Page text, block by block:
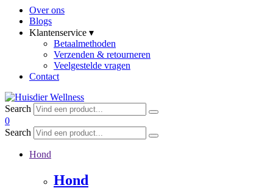
Over ons
Blogs
Klantenservice ▾
Betaalmethoden
Verzenden & retourneren
Veelgestelde vragen
Contact
Search
0
Search
Hond
Hond